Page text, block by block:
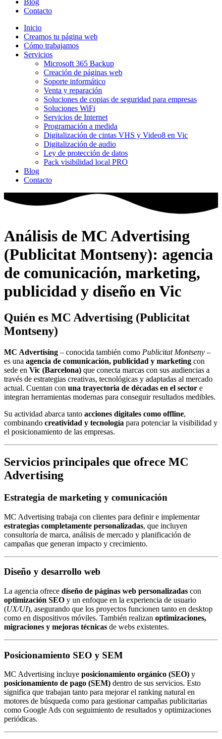
Blog
Contacto
Inicio
Creamos tu página web
Cómo trabajamos
Servicios
Microsoft 365 Backup
Creación de páginas web
Soporte informático
Venta y reparación
Soluciones de copias de seguridad para empresas
Soluciones WiFi
Servicios de Internet
Programación a medida
Digitalización de cintas VHS y Video8 en Vic
Digitalización de audio
Ley de protección de datos
Pack visibilidad local PRO
Blog
Contacto
Análisis de MC Advertising
(Publicitat Montseny): agencia
de comunicación, marketing,
publicidad y diseño en Vic
Quién es MC Advertising (Publicitat
Montseny)
MC Advertising – conocida también como Publicitat Montseny –
es una agencia de comunicación, publicidad y marketing con
sede en Vic (Barcelona) que conecta marcas con sus audiencias a
través de estrategias creativas, tecnológicas y adaptadas al mercado
actual. Cuentan con una trayectoria de décadas en el sector e
integran herramientas modernas para conseguir resultados medibles.
Su actividad abarca tanto acciones digitales como offline,
combinando creatividad y tecnología para potenciar la visibilidad y
el posicionamiento de las empresas.
Servicios principales que ofrece MC
Advertising
Estrategia de marketing y comunicación
MC Advertising trabaja con clientes para definir e implementar
estrategias completamente personalizadas, que incluyen
consultoría de marca, análisis de mercado y planificación de
campañas que generan impacto y crecimiento.
Diseño y desarrollo web
La agencia ofrece diseño de páginas web personalizadas con
optimización SEO y un enfoque en la experiencia de usuario
(UX/UI), asegurando que los proyectos funcionen tanto en desktop
como en dispositivos móviles. También realizan optimizaciones,
migraciones y mejoras técnicas de webs existentes.
Posicionamiento SEO y SEM
MC Advertising incluye posicionamiento orgánico (SEO) y
posicionamiento de pago (SEM) dentro de sus servicios. Esto
significa que trabajan tanto para mejorar el ranking natural en
motores de búsqueda como para gestionar campañas publicitarias
como Google Ads con seguimiento de resultados y optimizaciones
periódicas.